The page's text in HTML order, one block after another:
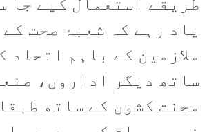
یاد رہے کہ شعبۂ صحت
ملازمین کے باہم اتحاد
ساتھ دیگر اداروں،
محنت کشوں کے ساتھ